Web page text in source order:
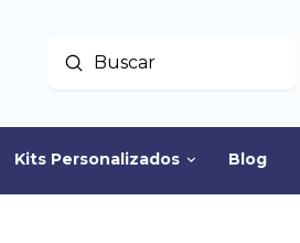
Buscar
Enviar
Kits Personalizados Blog